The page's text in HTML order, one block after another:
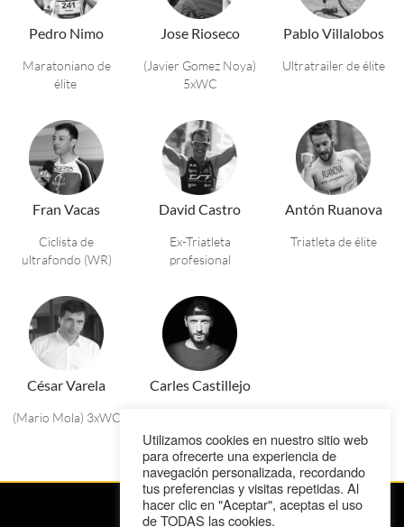
Pedro Nimo
Maratoniano de
élite
Jose Rioseco
(Javier Gomez Noya)
5xWC
Pablo Villalobos
Ultratrailer de élite
Fran Vacas
Ciclista de
ultrafondo (WR)
David Castro
Ex-Triatleta
profesional
Antón Ruanova
Triatleta de élite
César Varela
(Mario Mola) 3xWC
Carles Castillejo
Utilizamos cookies en nuestro sitio web
para ofrecerte una experiencia de
navegación personalizada, recordando
tus preferencias y visitas repetidas. Al
hacer clic en "Aceptar", aceptas el uso
de TODAS las cookies.